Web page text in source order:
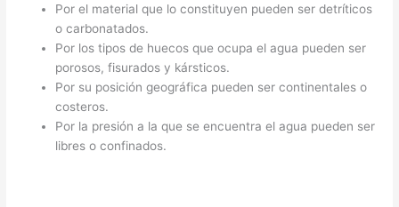
Por el material que lo constituyen pueden ser detríticos
o carbonatados.
Por los tipos de huecos que ocupa el agua pueden ser
porosos, fisurados y kársticos.
Por su posición geográfica pueden ser continentales o
costeros.
Por la presión a la que se encuentra el agua pueden ser
libres o confinados.